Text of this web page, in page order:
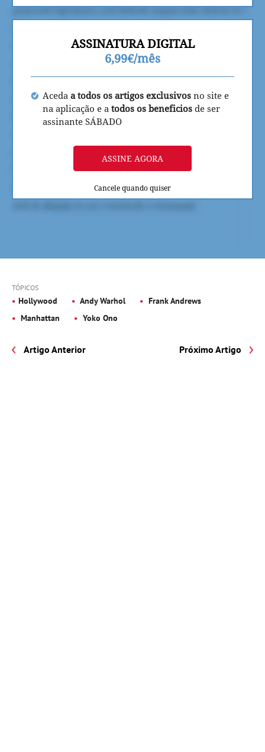
ASSINATURA DIGITAL
6,99€/mês
Aceda a todos os artigos exclusivos no site e
na aplicação e a todos os beneficios de ser
assinante SÁBADO
ASSINE AGORA
Cancele quando quiser
TÓPICOS
Hollywood Andy Warhol
Frank Andrews
Manhattan
Yoko Ono
Artigo Anterior Próximo Artigo